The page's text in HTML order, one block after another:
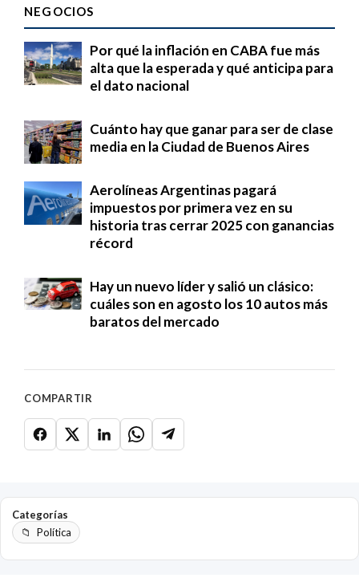
NEGOCIOS
Por qué la inflación en CABA fue más
alta que la esperada y qué anticipa para
el dato nacional
Cuánto hay que ganar para ser de clase
media en la Ciudad de Buenos Aires
Aerolíneas Argentinas pagará
impuestos por primera vez en su
historia tras cerrar 2025 con ganancias
récord
Hay un nuevo líder y salió un clásico:
cuáles son en agosto los 10 autos más
baratos del mercado
COMPARTIR
Categorías
Política